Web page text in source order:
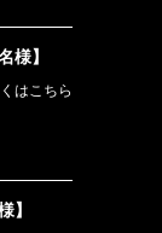
様】
はこちら
】